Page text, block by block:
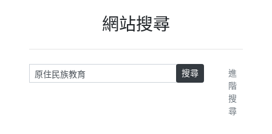
網站搜尋
請輸入關鍵字 搜尋
進
階
搜
尋